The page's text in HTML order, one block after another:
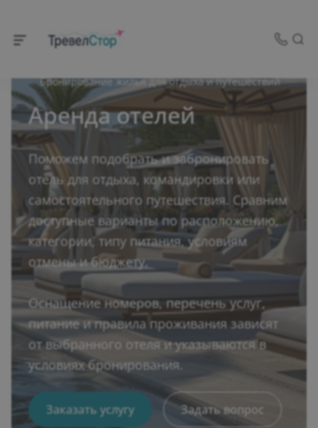
Бронирование жилья для отдыха и путешествий
Аренда отелей
Поможем подобрать и забронировать
отель для отдыха, командировки или
самостоятельного путешествия. Сравним
доступные варианты по расположению,
категории, типу питания, условиям
отмены и бюджету.
Оснащение номеров, перечень услуг,
питание и правила проживания зависят
от выбранного отеля и указываются в
условиях бронирования.
Заказать услугу Задать вопрос